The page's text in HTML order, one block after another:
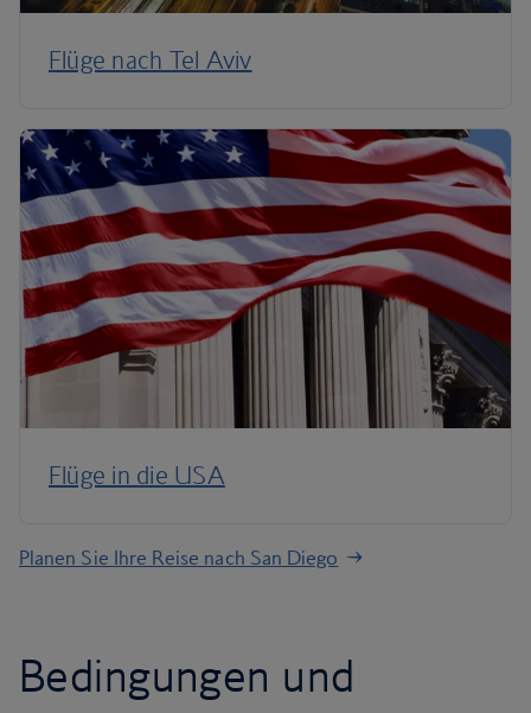
Flüge nach Tel Aviv
Flüge in die USA
Planen Sie Ihre Reise nach San Diego
Bedingungen und